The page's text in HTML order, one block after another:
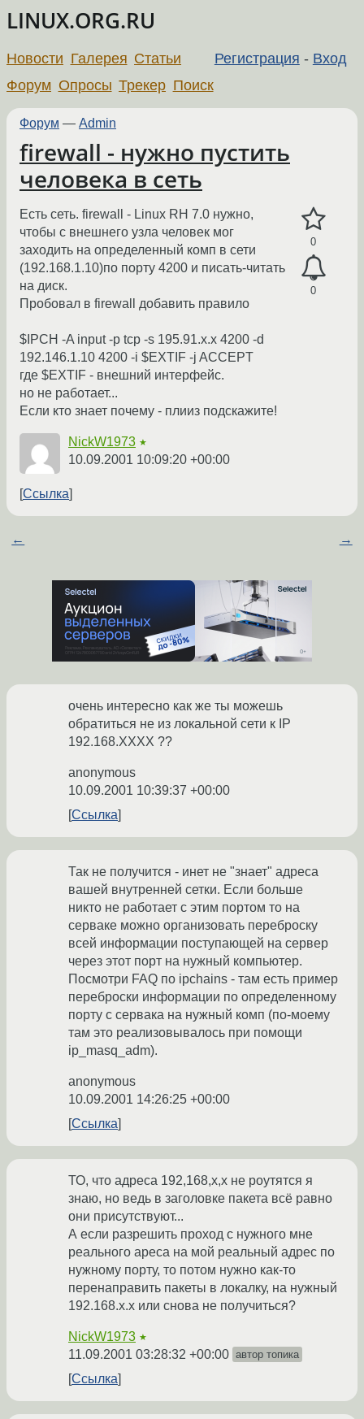
LINUX.ORG.RU
Регистрация - Вход
Новости Галерея Статьи
Форум Опросы Трекер Поиск
Форум — Admin
firewall - нужно пустить
человека в сеть
0
0
Есть сеть. firewall - Linux RH 7.0 нужно,
чтобы с внешнего узла человек мог
заходить на определенный комп в сети
(192.168.1.10)по порту 4200 и писать-читать
на диск.
Пробовал в firewall добавить правило
$IPCH -A input -p tcp -s 195.91.х.х 4200 -d
192.146.1.10 4200 -i $EXTIF -j ACCEPT
где $EXTIF - внешний интерфейс.
но не работает...
Если кто знает почему - плииз подскажите!
NickW1973 ★
10.09.2001 10:09:20 +00:00
Ссылка
← →
очень интересно как же ты можешь
обратиться не из локальной сети к IP
192.168.ХХХХ ??
anonymous
10.09.2001 10:39:37 +00:00
Ссылка
Так не получится - инет не "знает" адреса
вашей внутренней сетки. Если больше
никто не работает с этим портом то на
серваке можно организовать переброску
всей информации поступающей на сервер
через этот порт на нужный компьютер.
Посмотри FAQ по ipchains - там есть пример
переброски информации по определенному
порту с сервака на нужный комп (по-моему
там это реализовывалось при помощи
ip_masq_adm).
anonymous
10.09.2001 14:26:25 +00:00
Ссылка
ТО, что адреса 192,168,х,х не роутятся я
знаю, но ведь в заголовке пакета всё равно
они присутствуют...
А если разрешить проход с нужного мне
реального ареса на мой реальный адрес по
нужному порту, то потом нужно как-то
перенаправить пакеты в локалку, на нужный
192.168.x.x или снова не получиться?
NickW1973 ★
11.09.2001 03:28:32 +00:00 автор топика
Ссылка